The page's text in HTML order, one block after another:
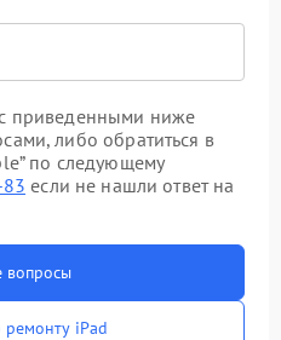
приведенными ниже
либо обратиться в
по следующему
если не нашли ответ на
iPad